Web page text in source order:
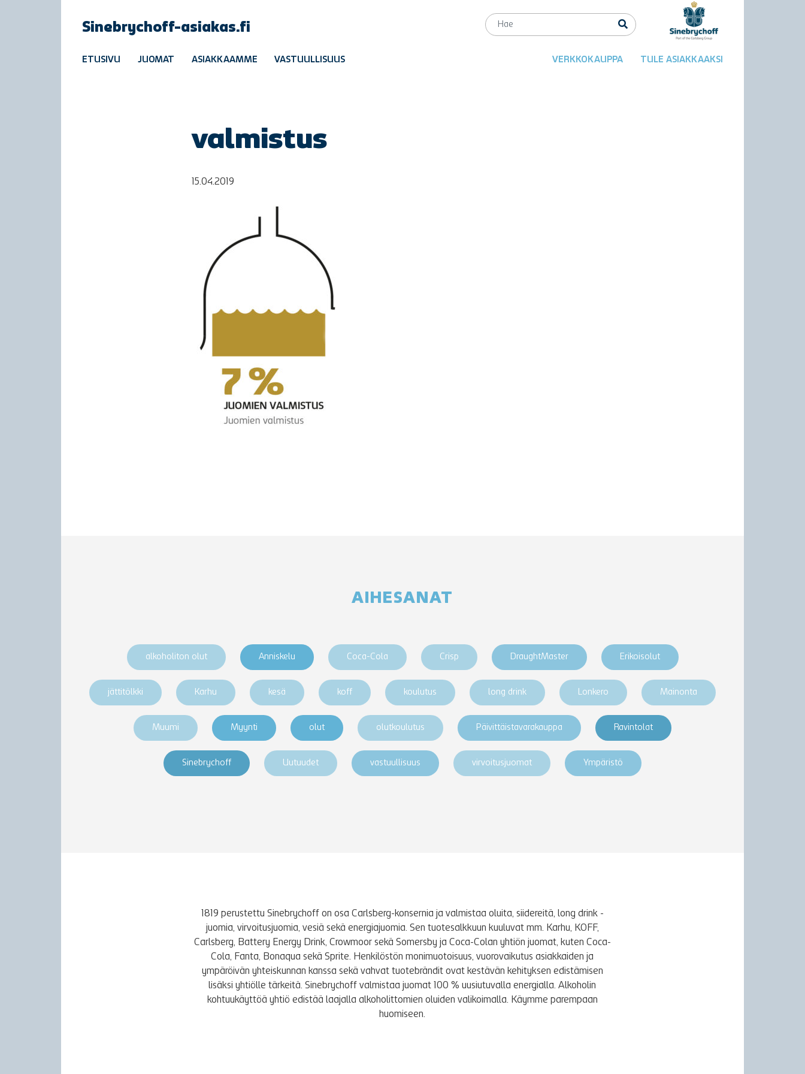
Sinebrychoff-asiakas.fi
ETUSIVU JUOMAT ASIAKKAAMME VASTUULLISUUS VERKKOKAUPPA TULE ASIAKKAAKSI
valmistus
15.04.2019
AIHESANAT
alkoholiton olut Anniskelu Coca-Cola Crisp DraughtMaster Erikoisolut
jättitölkki Karhu kesä koff koulutus long drink Lonkero Mainonta
Muumi Myynti olut olutkoulutus Päivittäistavarakauppa Ravintolat
Sinebrychoff Uutuudet vastuullisuus virvoitusjuomat Ympäristö
1819 perustettu Sinebrychoff on osa Carlsberg-konsernia ja valmistaa oluita, siidereitä, long drink -
juomia, virvoitusjuomia, vesiä sekä energiajuomia. Sen tuotesalkkuun kuuluvat mm. Karhu, KOFF,
Carlsberg, Battery Energy Drink, Crowmoor sekä Somersby ja Coca-Colan yhtiön juomat, kuten Coca-
Cola, Fanta, Bonaqua sekä Sprite. Henkilöstön monimuotoisuus, vuorovaikutus asiakkaiden ja
ympäröivän yhteiskunnan kanssa sekä vahvat tuotebrändit ovat kestävän kehityksen edistämisen
lisäksi yhtiölle tärkeitä. Sinebrychoff valmistaa juomat 100 % uusiutuvalla energialla. Alkoholin
kohtuukäyttöä yhtiö edistää laajalla alkoholittomien oluiden valikoimalla. Käymme parempaan
huomiseen.